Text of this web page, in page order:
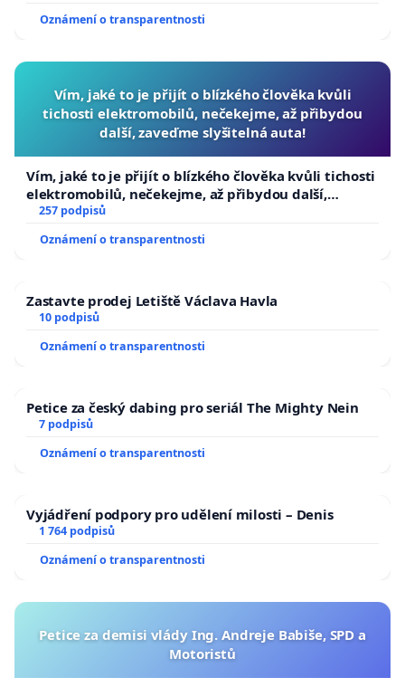
Oznámení o transparentnosti
Vím, jaké to je přijít o blízkého člověka kvůli
tichosti elektromobilů, nečekejme, až přibydou
další, zaveďme slyšitelná auta!
Vím, jaké to je přijít o blízkého člověka kvůli tichosti
elektromobilů, nečekejme, až přibydou další,
zaveďme slyšitelná auta!
257 podpisů
Oznámení o transparentnosti
Zastavte prodej Letiště Václava Havla
10 podpisů
Oznámení o transparentnosti
Petice za český dabing pro seriál The Mighty Nein
7 podpisů
Oznámení o transparentnosti
Vyjádření podpory pro udělení milosti – Denis
1 764 podpisů
Oznámení o transparentnosti
Petice za demisi vlády Ing. Andreje Babiše, SPD a
Motoristů